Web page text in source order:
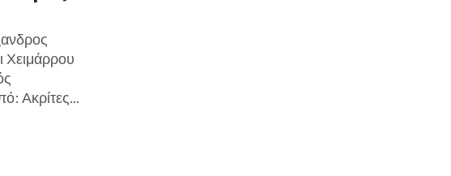
Χειμάρρου
Ακρίτες...